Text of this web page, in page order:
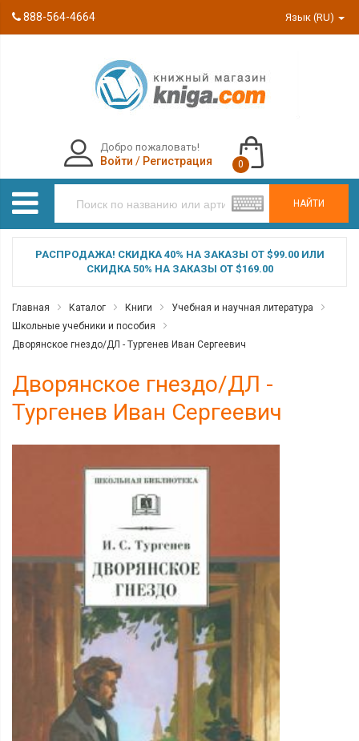
888-564-4664 Язык (RU)
НАЙТИ
Добро пожаловать!
Войти / Регистрация 0
РАСПРОДАЖА! СКИДКА 40% НА ЗАКАЗЫ ОТ $99.00 ИЛИ
СКИДКА 50% НА ЗАКАЗЫ ОТ $169.00
Главная Каталог Книги
Учебная и научная литература
Школьные учебники и пособия
Дворянское гнездо/ДЛ - Тургенев Иван Сергеевич
Дворянское гнездо/ДЛ -
Тургенев Иван Сергеевич